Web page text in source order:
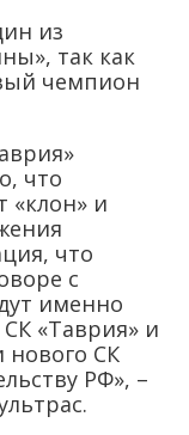
из
так как
чемпион
что
«клон» и
что
с
именно
«Таврия» и
СК
РФ», –